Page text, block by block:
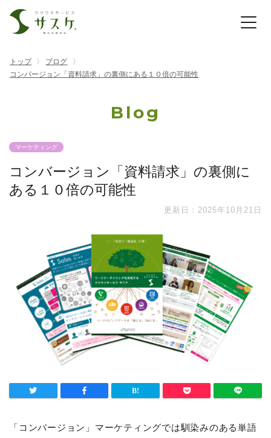
トップ
ブログ
コンバージョン「資料請求」の裏側にある１０倍の可能性
Blog
マーケティング
コンバージョン「資料請求」の裏側に
ある１０倍の可能性
更新日：2025年10月21日
「コンバージョン」マーケティングでは馴染みのある単語